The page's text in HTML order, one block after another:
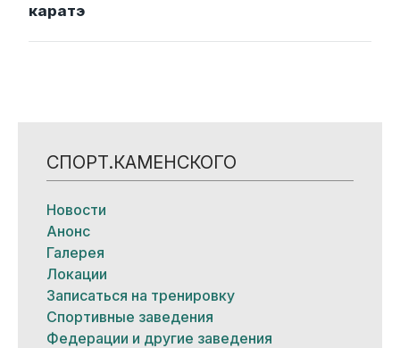
каратэ
СПОРТ.КАМЕНСКОГО
Новости
Анонс
Галерея
Локации
Записаться на тренировку
Спортивные заведения
Федерации и другие заведения